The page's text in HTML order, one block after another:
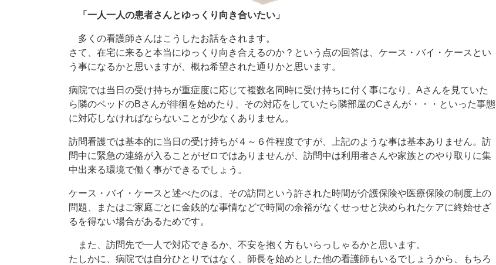
「一人一人の患者さんとゆっくり向き合いたい」
​​ 多くの看護師さんはこうしたお話をされます。
さて、在宅に来ると本当にゆっくり向き合えるのか？という点の回答は、ケース・バイ・ケースとい
う事になるかと思いますが、概ね希望された通りかと思います。
病院では当日の受け持ちが重症度に応じて複数名同時に受け持ちに付く事になり、Aさんを見ていた
ら隣のベッドのBさんが徘徊を始めたり、その対応をしていたら隣部屋のCさんが・・・といった事態
に対応しなければならないことが少なくありません。
訪問看護では基本的に当日の受け持ちが４～６件程度ですが、上記のような事は基本ありません。訪
問中に緊急の連絡が入ることがゼロではありませんが、訪問中は利用者さんや家族とのやり取りに集
中出来る環境で働く事ができるでしょう。
ケース・バイ・ケースと述べたのは、その訪問という許された時間が介護保険や医療保険の制度上の
問題、またはご家庭ごとに金銭的な事情などで時間の余裕がなくせっせと決められたケアに終始せざ
るを得ない場合があるためです。
また、訪問先で一人で対応できるか、不安を抱く方もいらっしゃるかと思います。
たしかに、病院では自分ひとりではなく、師長を始めとした他の看護師もいるでしょうから、もちろ